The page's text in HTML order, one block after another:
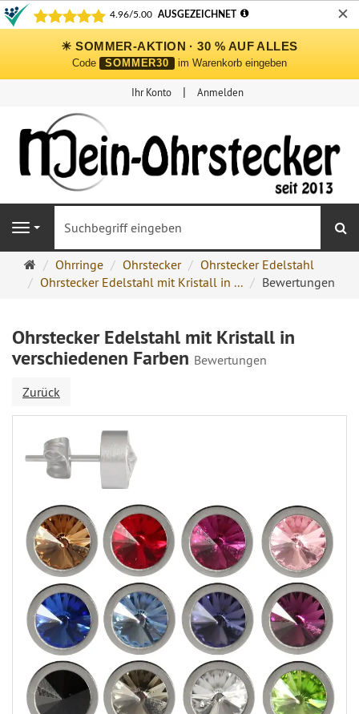
✕
☀ SOMMER-AKTION · 30 % AUF ALLES
Code SOMMER30 im Warenkorb eingeben
Ihr Konto Anmelden
Navigation
Ohrringe
Ohrstecker
Ohrringe Ohrstecker
Ohrstecker Edelstahl
Ohrstecker Edelstahl mit Kristall in ...
Bewertungen
Ohrstecker Edelstahl mit Kristall in
verschiedenen Farben Bewertungen
Zurück